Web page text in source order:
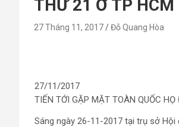
THỨ 21 Ở TP HCM
27 Tháng 11, 2017 Đỗ Quang Hòa
27/11/2017
TIẾN TỚI GẶP MẶT TOÀN QUỐC
Sáng ngày 26-11-2017 tại trụ sở